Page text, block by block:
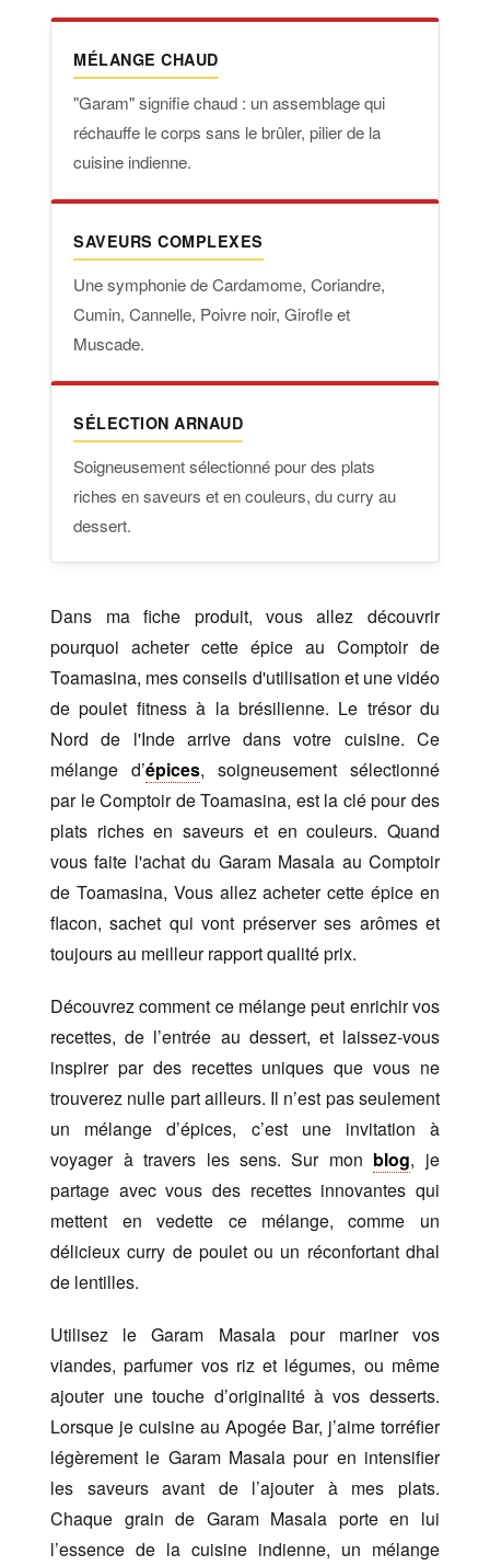
MÉLANGE CHAUD
"Garam" signifie chaud : un assemblage qui
réchauffe le corps sans le brûler, pilier de la
cuisine indienne.
SAVEURS COMPLEXES
Une symphonie de Cardamome, Coriandre,
Cumin, Cannelle, Poivre noir, Girofle et
Muscade.
SÉLECTION ARNAUD
Soigneusement sélectionné pour des plats
riches en saveurs et en couleurs, du curry au
dessert.
Dans ma fiche produit, vous allez découvrir
pourquoi acheter cette épice au Comptoir de
Toamasina, mes conseils d'utilisation et une vidéo
de poulet fitness à la brésilienne. Le trésor du
Nord de l'Inde arrive dans votre cuisine. Ce
mélange d’épices, soigneusement sélectionné
par le Comptoir de Toamasina, est la clé pour des
plats riches en saveurs et en couleurs. Quand
vous faite l'achat du Garam Masala au Comptoir
de Toamasina, Vous allez acheter cette épice en
flacon, sachet qui vont préserver ses arômes et
toujours au meilleur rapport qualité prix.
Découvrez comment ce mélange peut enrichir vos
recettes, de l’entrée au dessert, et laissez-vous
inspirer par des recettes uniques que vous ne
trouverez nulle part ailleurs. Il n’est pas seulement
un mélange d’épices, c’est une invitation à
voyager à travers les sens. Sur mon blog, je
partage avec vous des recettes innovantes qui
mettent en vedette ce mélange, comme un
délicieux curry de poulet ou un réconfortant dhal
de lentilles.
Utilisez le Garam Masala pour mariner vos
viandes, parfumer vos riz et légumes, ou même
ajouter une touche d’originalité à vos desserts.
Lorsque je cuisine au Apogée Bar, j’aime torréfier
légèrement le Garam Masala pour en intensifier
les saveurs avant de l’ajouter à mes plats.
Chaque grain de Garam Masala porte en lui
l’essence de la cuisine indienne, un mélange